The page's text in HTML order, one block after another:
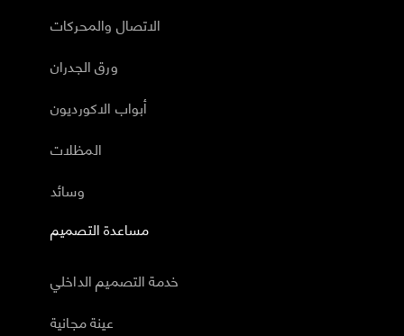
الاتصال والمحركات
ورق الجدران
أبواب الاكورديون
المظلات
وسائد
مساعدة التصميم
خدمة التصميم الداخلي
عينة مجانية